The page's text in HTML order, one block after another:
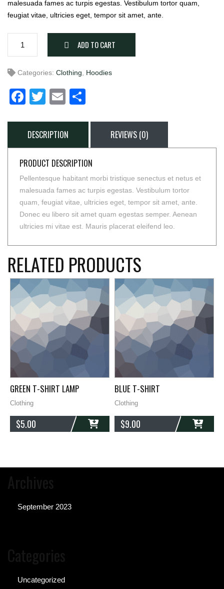
malesuada fames ac turpis egestas. Vestibulum tortor quam,
feugiat vitae, ultricies eget, tempor sit amet, ante.
Copy
ADD TO CART
Categories: Clothing Hoodies
Facebook
TwitterEmail
DESCRIPTION REVIEWS (0)
PRODUCT DESCRIPTION
Pellentesque habitant morbi tristique senectus et netus et
malesuada fames ac turpis egestas. Vestibulum tortor
quam, feugiat vitae, ultricies eget, tempor sit amet, ante.
Donec eu libero sit amet quam egestas semper. Aenean
ultricies mi vitae est. Mauris placerat eleifend leo.
RELATED PRODUCTS
GREEN T-SHIRT LAMP
Clothing
$5.00
BLUE T-SHIRT
Clothing
$9.00
September 2023
Uncategorized